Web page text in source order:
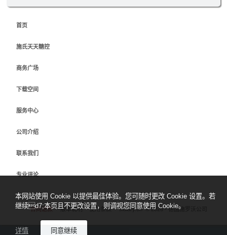
首页
施氏天天糖控
商务广场
下载空间
服务中心
公司介绍
联系我们
专业评论
合同退款 版本说明 使用条款 sidiary.cn ©2026 - 德国施罗沃公司
本网站使用 Cookie 以提供最佳体验。您可随时更改 Cookie 设置。若
继续d7;本页且不更改设置，则调视您同意使用 Cookie。
详情 同意继续